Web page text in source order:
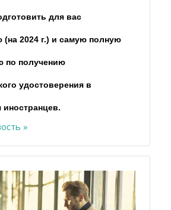
для вас
(на 2024 г.) и самую полную
по получению
удостоверения в
»